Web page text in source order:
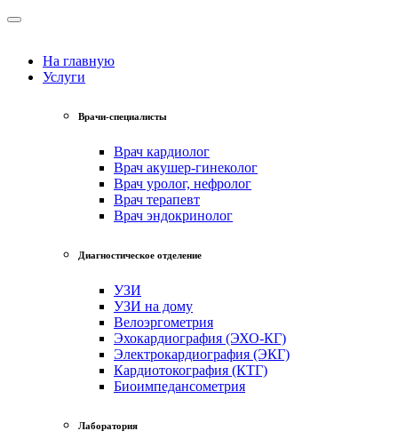
На главную
Услуги
Врачи-специалисты
Врач кардиолог
Врач акушер-гинеколог
Врач уролог, нефролог
Врач терапевт
Врач эндокринолог
Диагностическое отделение
УЗИ
УЗИ на дому
Велоэргометрия
Эхокардиография (ЭХО-КГ)
Электрокардиография (ЭКГ)
Кардиотокография (КТГ)
Биоимпедансометрия
Лаборатория